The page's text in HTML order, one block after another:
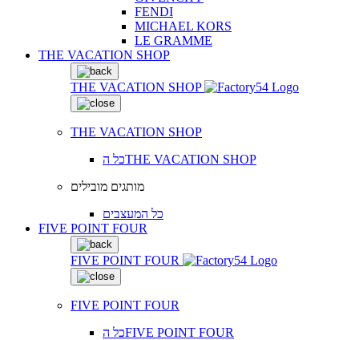
FENDI
MICHAEL KORS
LE GRAMME
THE VACATION SHOP
THE VACATION SHOP
THE VACATION SHOP
כל הTHE VACATION SHOP
מותגים מובילים
כל המעצבים
FIVE POINT FOUR
FIVE POINT FOUR
FIVE POINT FOUR
כל הFIVE POINT FOUR